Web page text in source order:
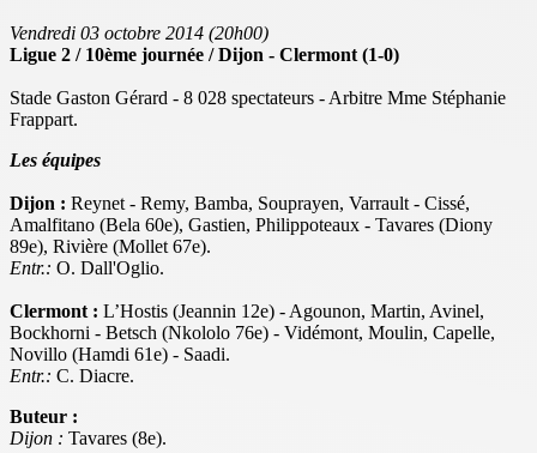
Vendredi 03 octobre 2014 (20h00)
Ligue 2 / 10ème journée / Dijon - Clermont (1-0)
Stade Gaston Gérard - 8 028 spectateurs - Arbitre Mme Stéphanie
Frappart.
Les équipes
Dijon : Reynet - Remy, Bamba, Souprayen, Varrault - Cissé,
Amalfitano (Bela 60e), Gastien, Philippoteaux - Tavares (Diony
89e), Rivière (Mollet 67e).
Entr.: O. Dall'Oglio.
Clermont : L’Hostis (Jeannin 12e) - Agounon, Martin, Avinel,
Bockhorni - Betsch (Nkololo 76e) - Vidémont, Moulin, Capelle,
Novillo (Hamdi 61e) - Saadi.
Entr.: C. Diacre.
Buteur :
Dijon : Tavares (8e).